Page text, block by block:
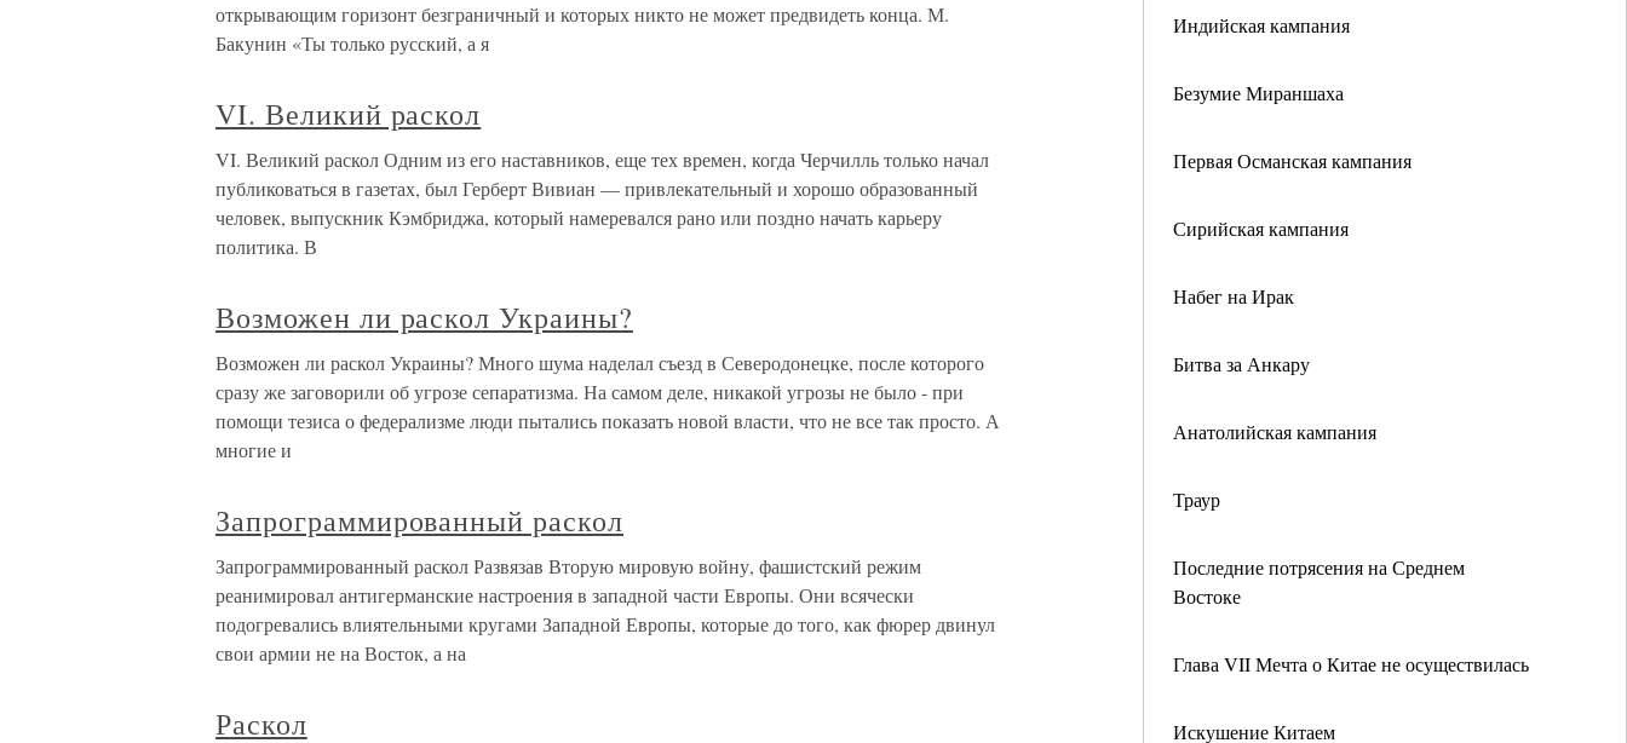
Индийская кампания
Безумие Мираншаха
Первая Османская кампания
Сирийская кампания
Набег на Ирак
Битва за Анкару
Анатолийская кампания
Траур
Последние потрясения на Среднем
Востоке
Глава VII Мечта о Китае не осуществилась
Искушение Китаем
открывающим горизонт безграничный и которых никто не может предвидеть конца. М.
Бакунин «Ты только русский, а я
VI. Великий раскол
VI. Великий раскол Одним из его наставников, еще тех времен, когда Черчилль только начал
публиковаться в газетах, был Герберт Вивиан — привлекательный и хорошо образованный
человек, выпускник Кэмбриджа, который намеревался рано или поздно начать карьеру
политика. В
Возможен ли раскол Украины?
Возможен ли раскол Украины? Много шума наделал съезд в Северодонецке, после которого
сразу же заговорили об угрозе сепаратизма. На самом деле, никакой угрозы не было - при
помощи тезиса о федерализме люди пытались показать новой власти, что не все так просто. А
многие и
Запрограммированный раскол
Запрограммированный раскол Развязав Вторую мировую войну, фашистский режим
реанимировал антигерманские настроения в западной части Европы. Они всячески
подогревались влиятельными кругами Западной Европы, которые до того, как фюрер двинул
свои армии не на Восток, а на
Раскол